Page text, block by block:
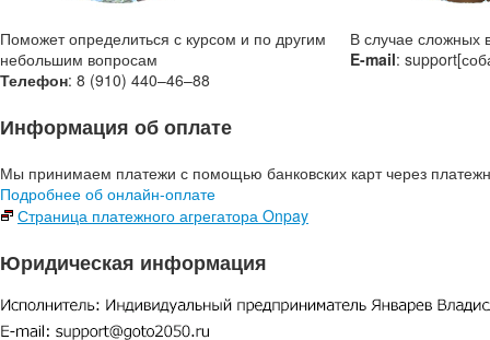
Поможет определиться с курсом и по другим
небольшим вопросам
Телефон: 8 (910) 440–46–88
В случае сложных
E-mail:
Информация об оплате
Мы принимаем платежи с помощью банковских карт через
Подробнее об онлайн-оплате
Страница платежного агрегатора Onpay
Юридическая информация